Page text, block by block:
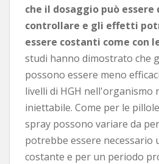
che il dosaggio può essere
controllare e gli effetti
essere costanti come con
studi hanno dimostrato che
possono essere meno
livelli di HGH nell'organismo
iniettabile. Come per le
spray possono variare da
potrebbe essere necessario
costante e per un periodo